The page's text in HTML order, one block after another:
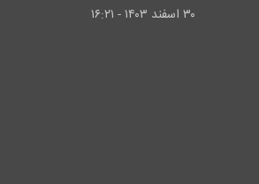
۳۰ اسفند ۱۴۰۳ - ۱۶:۲۱